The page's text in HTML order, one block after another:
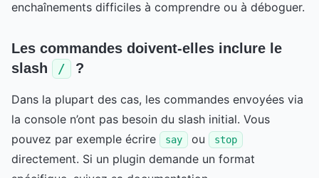
enchaînements difficiles à comprendre ou à déboguer.
Les commandes doivent-elles inclure le
slash
/ ?
Dans la plupart des cas, les commandes envoyées via
la console n’ont pas besoin du slash initial. Vous
pouvez par exemple écrire
say ou stop
directement. Si un plugin demande un format